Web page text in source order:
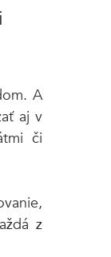
A
aj v
či
z